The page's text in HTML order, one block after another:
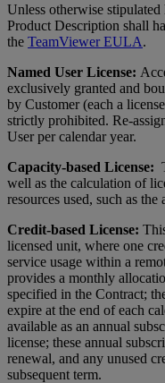
Unless otherwise
Product Description shall
the TeamViewer EULA.
Named User License:
exclusively granted and
by Customer (each a
strictly prohibited. Re-
User per calendar year.
Capacity-based License:
well as the calculation of
resources used, such as
Credit-based License:
licensed unit, where one
service usage within a
provides a monthly
specified in the Contract;
expire at the end of each
available as an annual
license; these annual
renewal, and any unused
subsequent term.